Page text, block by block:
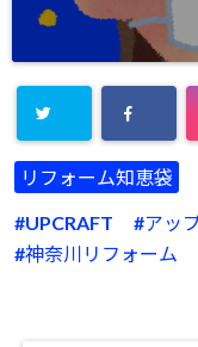
リフォーム知恵袋
UPCRAFT
アッ
神奈川リフォーム